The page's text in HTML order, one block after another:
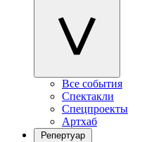
Все события
Спектакли
Спецпроекты
Артхаб
Репертуар